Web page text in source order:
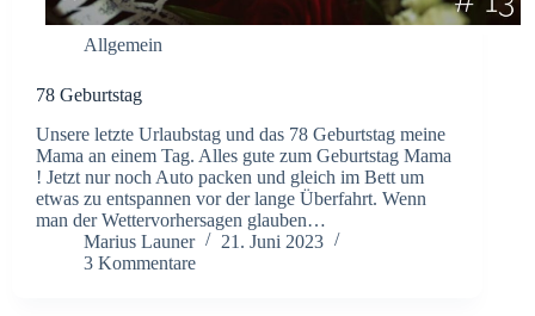
Allgemein
78 Geburtstag
Unsere letzte Urlaubstag und das 78 Geburtstag meine
Mama an einem Tag. Alles gute zum Geburtstag Mama
! Jetzt nur noch Auto packen und gleich im Bett um
etwas zu entspannen vor der lange Überfahrt. Wenn
man der Wettervorhersagen glauben…
Marius Launer
21. Juni 2023
3 Kommentare